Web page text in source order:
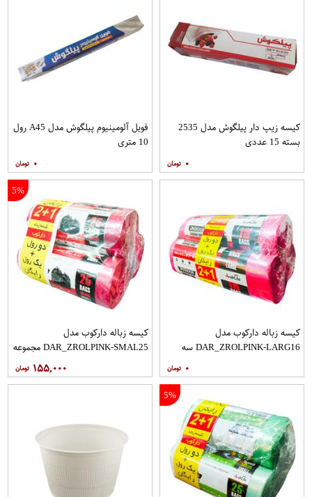
کیسه زیپ دار پیلگوش مدل 2535
بسته 15 عددی
۰
فویل آلومینیوم پیلگوش مدل A45 رول
10 متری
۰
کیسه زباله دارکوب مدل
DAR_ZROLPINK-LARG16 سه
۰
5%
کیسه زباله دارکوب مدل
DAR_ZROLPINK-SMAL25 مجموعه
۱۵۵,۰۰۰
5%